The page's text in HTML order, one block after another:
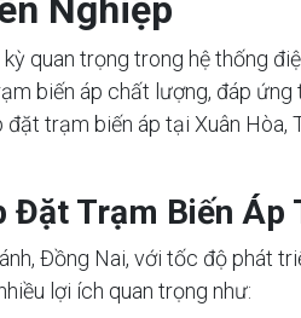
Nghiệp
quan trọng trong hệ thống
biến áp chất lượng, đáp
trạm biến áp tại Xuân
Đặt Trạm Biến Áp
Đồng Nai, với tốc độ phát
lợi ích quan trọng như: